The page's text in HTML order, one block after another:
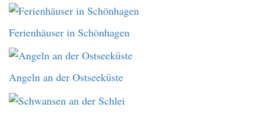
Ferienhäuser in Schönhagen
Angeln an der Ostseeküste